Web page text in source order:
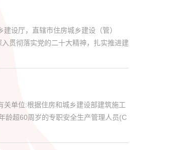
设厅，直辖市住房城乡建设（管）
贯彻落实党的二十大精神，扎实推进建
单位:根据住房和城乡建设部建筑施工
龄超60周岁的专职安全生产管理人员(C